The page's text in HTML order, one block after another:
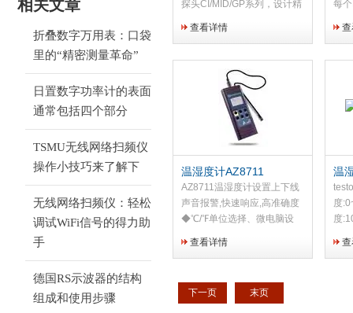
相关文章
折叠数字万用表：口袋
里的“精密测量革命”
日置数字功率计的表面
通常包括四个部分
TSMU无线网络扫频仪
操作小技巧来了解下
无线网络扫频仪：轻松
调试WiFi信号的得力助
手
德国RS示波器的结构
组成和使用步骤
探头CI/MID/GP系列，设计精
GP显示表，4位数字显示，电
接红外探险头提供电源。
查看详情
每
温湿度计AZ8711
AZ8711温湿度计设置上下线
声音报警,快速响应,高准确度
◆℃/℉单位选择、微电脑设
查看详情
温
度
度
下一页 末页